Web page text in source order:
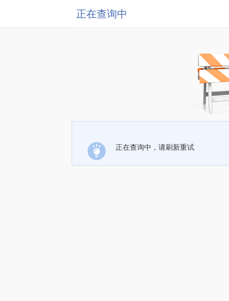
正在查询中
正在查询中，请刷新重试